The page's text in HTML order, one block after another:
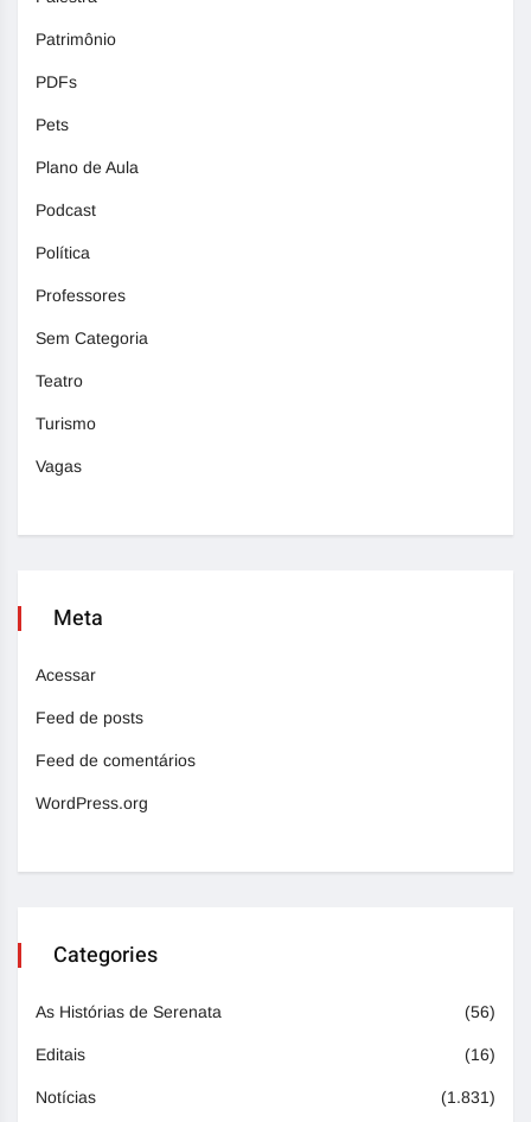
Patrimônio
PDFs
Pets
Plano de Aula
Podcast
Política
Professores
Sem Categoria
Teatro
Turismo
Vagas
Meta
Acessar
Feed de posts
Feed de comentários
WordPress.org
Categories
As Histórias de Serenata (56)
Editais (16)
Notícias (1.831)